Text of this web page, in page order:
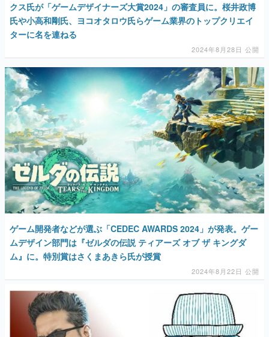
クス氏が「ゲームデザイナーズ大賞2024」の審査員に。桜井政博
氏や小高和剛氏、ヨコオタロウ氏らゲーム業界のトップクリエイ
ターに名を連ねる
2024年8月28日 公開
ゲーム開発者などが選ぶ「CEDEC AWARDS 2024」が発表。ゲー
ムデザイン部門は『ゼルダの伝説 ティアーズ オブ ザ キングダ
ム』に。特別賞はさくまあきら氏が授賞
2024年8月22日 公開